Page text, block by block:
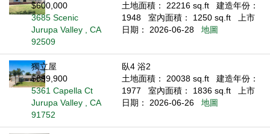
$600,000
3685 Scenic
Jurupa Valley , CA
92509
土地面積： 22216 sq.ft
建造年份：
1948
室內面積： 1250 sq.ft
上市
日期： 2026-06-28
地圖
獨立屋
$899,900
5361 Capella Ct
Jurupa Valley , CA
91752
臥4 浴2
土地面積： 20038 sq.ft
建造年份：
1977
室內面積： 1836 sq.ft
上市
日期： 2026-06-26
地圖